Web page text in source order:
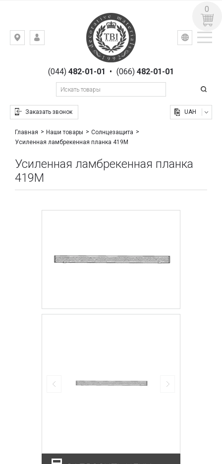
Киев,
Гоголевская,(044)482-01-01 • (066) 482-01-01
Заказать звонок
УКР РУС
UAH
0
Главная Наши товары
Солнцезащита
Усиленная ламбрекенная планка 419M
Усиленная ламбрекенная планка
419M